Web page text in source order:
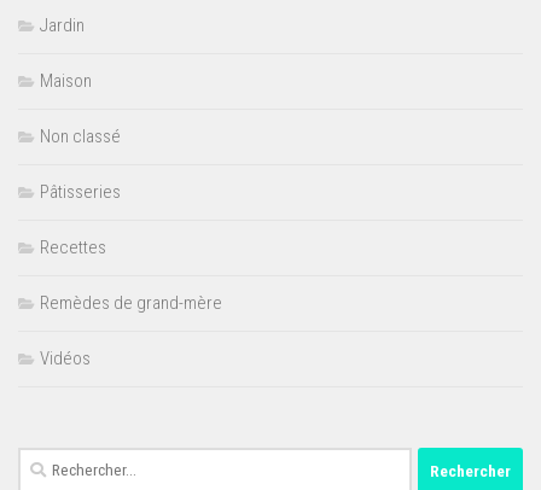
Jardin
Maison
Non classé
Pâtisseries
Recettes
Remèdes de grand-mère
Vidéos
Rechercher :